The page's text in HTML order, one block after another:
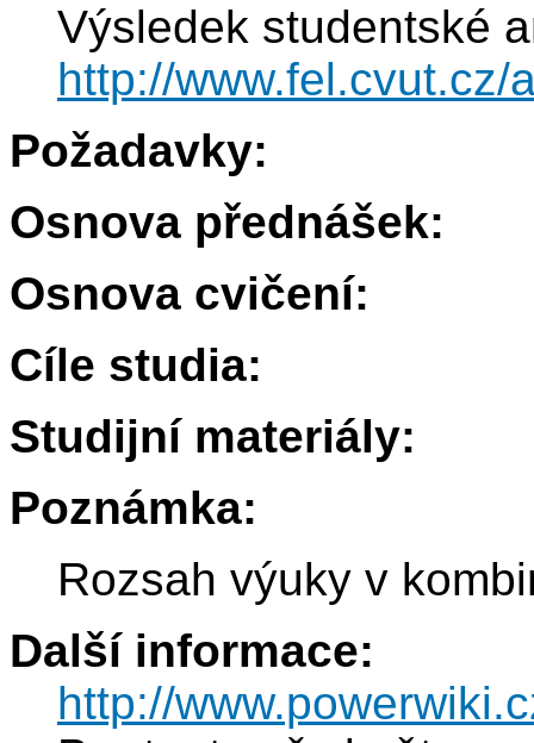
Výsledek studentské
http://www.fel.cvut.cz/
Požadavky:
Osnova přednášek:
Osnova cvičení:
Cíle studia:
Studijní materiály:
Poznámka:
Rozsah výuky v
Další informace:
http://